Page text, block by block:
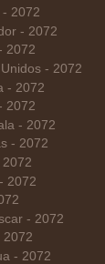
2072
- 2072
2072
- 2072
- 2072
2072
- 2072
- 2072
2072
- 2072
2072
- 2072